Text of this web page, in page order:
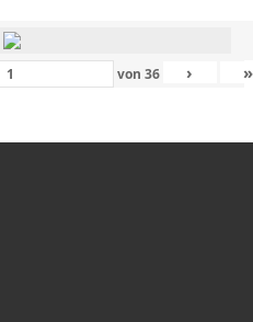
von 36 › »